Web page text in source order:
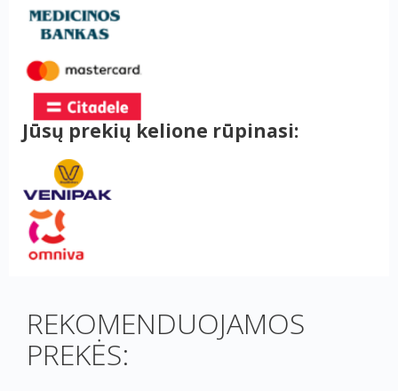
Jūsų prekių kelione rūpinasi:
REKOMENDUOJAMOS
PREKĖS: